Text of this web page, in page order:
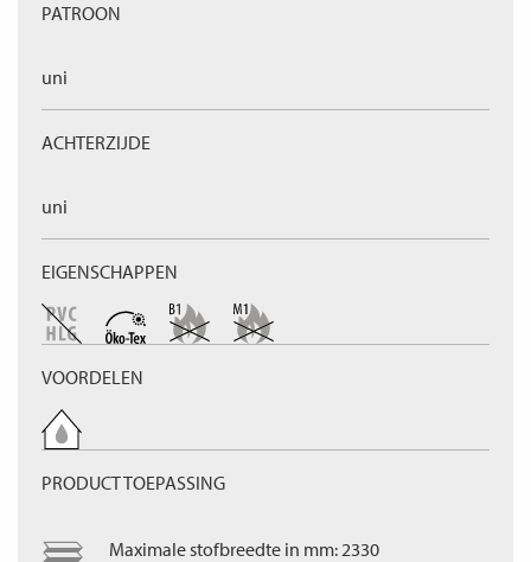
PATROON
uni
ACHTERZIJDE
uni
EIGENSCHAPPEN
VOORDELEN
PRODUCT TOEPASSING
Maximale stofbreedte in mm: 2330